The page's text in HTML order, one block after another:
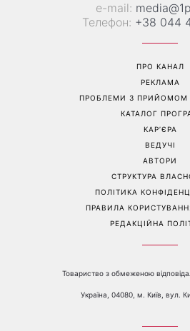
е-mail:
Телефон: +38 044
ПРО КАНАЛ
РЕКЛАМА
ПРОБЛЕМИ З ПРИЙОМОМ
КАТАЛОГ
КАР’ЄРА
ВЕДУЧІ
АВТОРИ
СТРУКТУРА
ПОЛІТИКА
ПРАВИЛА
РЕДАКЦІЙНА
Товариство з обмеженою
Україна, 04080, м. Київ, вул.